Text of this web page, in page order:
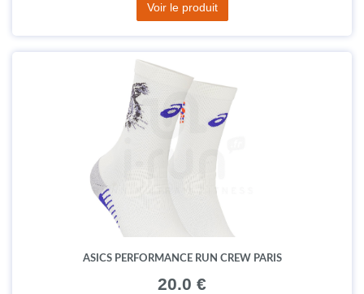
Voir le produit
ASICS PERFORMANCE RUN CREW PARIS
20.0 €